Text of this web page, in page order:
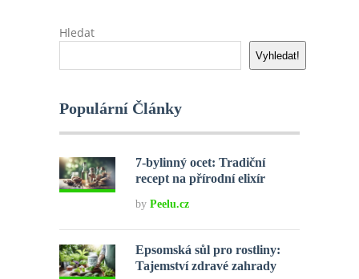
Hledat
Vyhledat!
Populární Články
7-bylinný ocet: Tradiční
recept na přírodní elixír
byPeelu.cz
Epsomská sůl pro rostliny:
Tajemství zdravé zahrady